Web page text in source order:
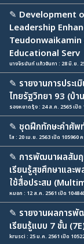
✎ Development
Leadership
Educational Serv
นางจิรนันท์ แก้วจันทา : 28 มิ.ย.
✎ รายงานการประเ
ไทยรัฐวิทยา 93 (บ้า
รองหยาดรุ้ง : 24 ส.ค. 2565 เปิด
✎ ชุดฝึกทักษะคำศัพ
โส : 20 เม.ย. 2563 เปิด 105960
✎ การพัฒนาผลสัมฤ
เรียนรู้สุขศึกษาและ
ใช้สื่อประสม
หมอก : 12 ส.ค. 2561 เปิด
✎ รายงานผลการพั
เรียนรู้แบบ 7 ขั้น
krusci : 25 ม.ค. 2561 เปิด